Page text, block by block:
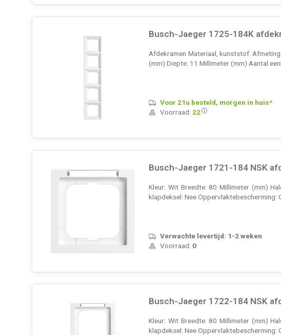
Busch-Jaeger 1725-184K
Afdekramen Materiaal, kunststof.
(mm) Diepte: 11 Millimeter (mm) Aantal
Voor 21u besteld, morgen in huis*
Voorraad: 22
Busch-Jaeger 1721-184 NSK
Kleur: Wit Breedte: 80 Millimeter (mm)
klapdeksel: Nee Oppervlaktebescherming:
Verwachte levertijd: 1-2 weken
Voorraad: 0
Busch-Jaeger 1722-184 NSK
Kleur: Wit Breedte: 80 Millimeter (mm)
klapdeksel: Nee Oppervlaktebescherming: